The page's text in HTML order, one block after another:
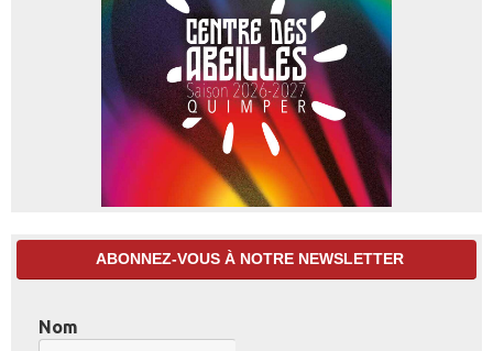
ABONNEZ-VOUS À NOTRE NEWSLETTER
Nom